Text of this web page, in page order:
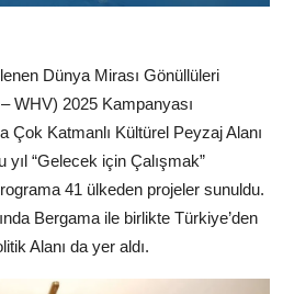
Dünya Mirası Gönüllüleri
WHV) 2025 Kampanyası
Çok Katmanlı Kültürel Peyzaj Alanı
“Gelecek için Çalışmak”
41 ülkeden projeler sunuldu.
Bergama ile birlikte Türkiye’den
Alanı da yer aldı.